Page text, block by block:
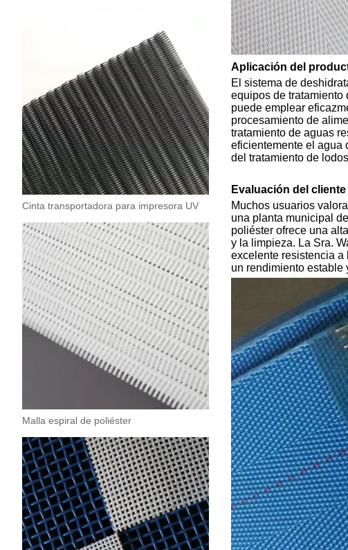
Cinta transportadora para impresora UV
Malla espiral de poliéster
Aplicación del
El sistema de
equipos de tratamiento
puede emplear
procesamiento de
tratamiento de aguas
eficientemente el agua
del tratamiento de
Evaluación del
Muchos usuarios
una planta municipal
poliéster ofrece una
y la limpieza. La Sra.
excelente resistencia a
un rendimiento estable